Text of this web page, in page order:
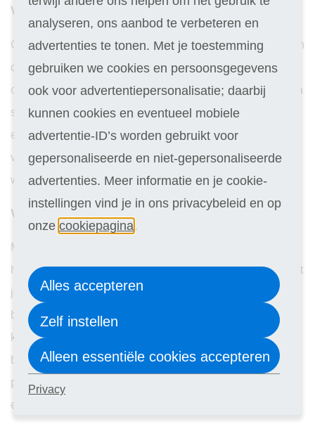
Voordeel 3: Je bespaart geld
Ga je regelmatig naar een trimsalon? Dan kan dat aardig in
de papieren lopen. Door het zelf te doen, houd je dus geld
over voor leuke dingen – een nieuw speeltje, een zak extra
snacks of gewoon voor jezelf. Maar er is nog een pluspunt:
een trimbeurt verbetert de gezondheid van je hond en dat
verkleint de kans op dure dierenartsbezoeken. Dubbele
winst dus!
Voordeel 4: Het is een leuke bijverdienste
Met een cursus hondentrimmen kun je niet alleen je eigen
hond in topvorm houden, maar ook anderen blij maken met
je nieuwe skills. Familie, vrienden of buren zullen al snel
bij je aankloppen als ze jouw stralende viervoeter zien. Zo
kun jij uitgroeien tot de favoriete hondentrimmer van de
buurt. Jij maakt van elke vagebond een lady – een
plezierige en rendabele bijverdienste waardoor je ook nog
eens waardevolle ervaring opdoet.
analyseren, ons aanbod te verbeteren en
advertenties te tonen. Met je toestemming
gebruiken we cookies en persoonsgegevens
ook voor advertentiepersonalisatie; daarbij
kunnen cookies en eventueel mobiele
advertentie-ID’s worden gebruikt voor
gepersonaliseerde en niet-gepersonaliseerde
advertenties. Meer informatie en je cookie-
instellingen vind je in ons privacybeleid en op
onze cookiepagina.
Alles accepteren
Zelf instellen
Alleen essentiële cookies accepteren
Privacy